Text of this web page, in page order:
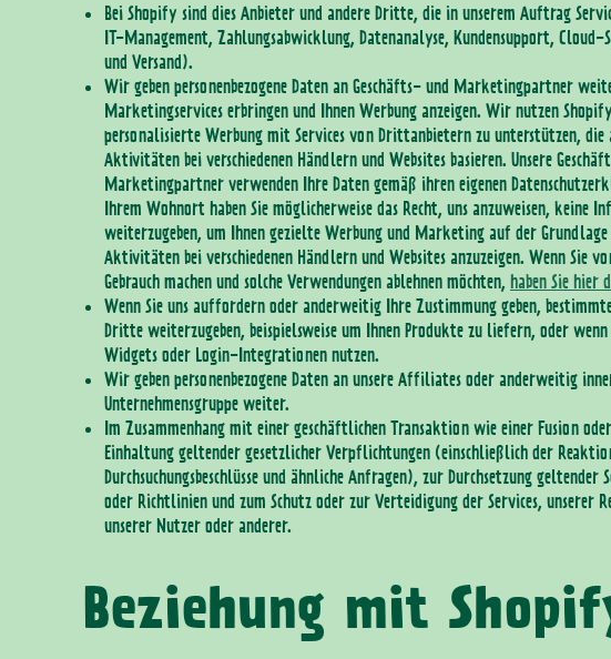
Bei Shopify sind dies Anbieter und andere Dritte, die in unserem Auftrag
IT-Management, Zahlungsabwicklung, Datenanalyse, Kundensupport,
und Versand).
Wir geben personenbezogene Daten an Geschäfts- und Marketingpartner
Marketingservices erbringen und Ihnen Werbung anzeigen. Wir nutzen
personalisierte Werbung mit Services von Drittanbietern zu unterstützen,
Aktivitäten bei verschiedenen Händlern und Websites basieren. Unsere
Marketingpartner verwenden Ihre Daten gemäß ihren eigenen
Ihrem Wohnort haben Sie möglicherweise das Recht, uns anzuweisen, keine
weiterzugeben, um Ihnen gezielte Werbung und Marketing auf der
Aktivitäten bei verschiedenen Händlern und Websites anzuzeigen. Wenn Sie
Gebrauch machen und solche Verwendungen ablehnen möchten, haben Sie hier
Wenn Sie uns auffordern oder anderweitig Ihre Zustimmung geben,
Dritte weiterzugeben, beispielsweise um Ihnen Produkte zu liefern, oder
Widgets oder Login-Integrationen nutzen.
Wir geben personenbezogene Daten an unsere Affiliates oder anderweitig
Unternehmensgruppe weiter.
Im Zusammenhang mit einer geschäftlichen Transaktion wie einer Fusion
Einhaltung geltender gesetzlicher Verpflichtungen (einschließlich der
Durchsuchungsbeschlüsse und ähnliche Anfragen), zur Durchsetzung geltender
oder Richtlinien und zum Schutz oder zur Verteidigung der Services, unserer
unserer Nutzer oder anderer.
Beziehung mit